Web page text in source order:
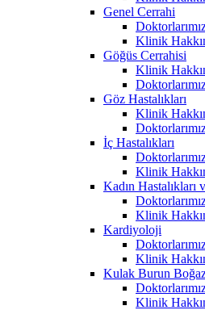
Genel Cerrahi
Klinik
Göğüs Cerrahisi
Klinik
Göz Hastalıkları
Klinik
İç Hastalıkları
Klinik
Kadın Hastalıkları
Klinik
Kardiyoloji
Klinik
Kulak Burun
Klinik